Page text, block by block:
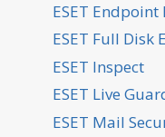
ESET
ESET Full Disk
ESET Inspect
ESET Live
ESET Mail